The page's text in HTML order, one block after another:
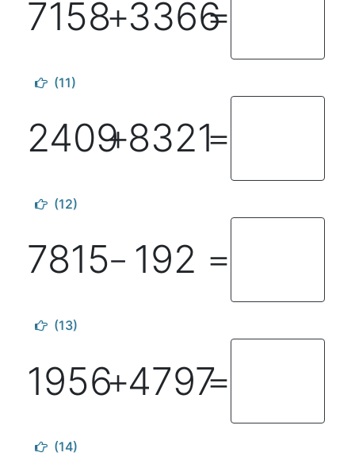
7158＋3366
＝
(11)
2409＋8321＝
(12)
7815－ 192 ＝
(13)
1956＋4797＝
(14)